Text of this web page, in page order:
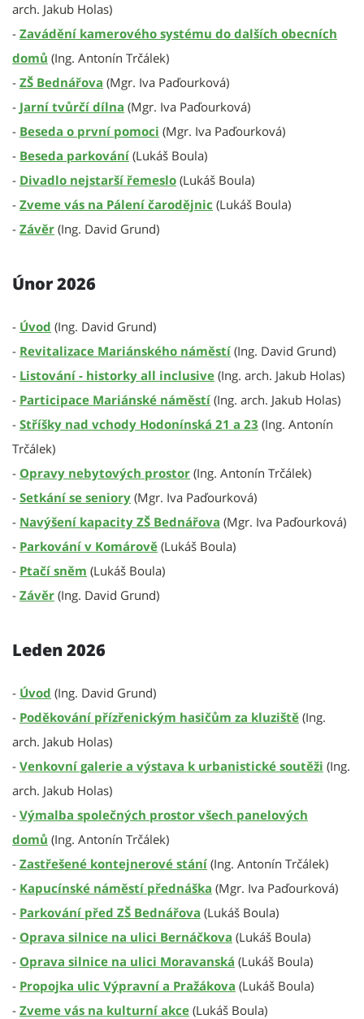
arch. Jakub Holas)
- Zavádění kamerového systému do dalších obecních
domů (Ing. Antonín Trčálek)
- ZŠ Bednářova (Mgr. Iva Paďourková)
- Jarní tvůrčí dílna (Mgr. Iva Paďourková)
- Beseda o první pomoci (Mgr. Iva Paďourková)
- Beseda parkování (Lukáš Boula)
- Divadlo nejstarší řemeslo (Lukáš Boula)
- Zveme vás na Pálení čarodějnic (Lukáš Boula)
- Závěr (Ing. David Grund)
Únor 2026
- Úvod (Ing. David Grund)
- Revitalizace Mariánského náměstí (Ing. David Grund)
- Listování - historky all inclusive (Ing. arch. Jakub Holas)
- Participace Mariánské náměstí (Ing. arch. Jakub Holas)
- Stříšky nad vchody Hodonínská 21 a 23 (Ing. Antonín
Trčálek)
- Opravy nebytových prostor (Ing. Antonín Trčálek)
- Setkání se seniory (Mgr. Iva Paďourková)
- Navýšení kapacity ZŠ Bednářova (Mgr. Iva Paďourková)
- Parkování v Komárově (Lukáš Boula)
- Ptačí sněm (Lukáš Boula)
- Závěr (Ing. David Grund)
Leden 2026
- Úvod (Ing. David Grund)
- Poděkování přízřenickým hasičům za kluziště (Ing.
arch. Jakub Holas)
- Venkovní galerie a výstava k urbanistické soutěži (Ing.
arch. Jakub Holas)
- Výmalba společných prostor všech panelových
domů (Ing. Antonín Trčálek)
- Zastřešené kontejnerové stání (Ing. Antonín Trčálek)
- Kapucínské náměstí přednáška (Mgr. Iva Paďourková)
- Parkování před ZŠ Bednářova (Lukáš Boula)
- Oprava silnice na ulici Bernáčkova (Lukáš Boula)
- Oprava silnice na ulici Moravanská (Lukáš Boula)
- Propojka ulic Výpravní a Pražákova (Lukáš Boula)
- Zveme vás na kulturní akce (Lukáš Boula)